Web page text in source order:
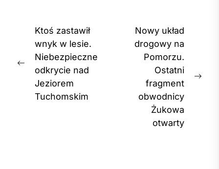
Nawigacja
wpisu
Previous
post:
Ktoś zastawił
wnyk w lesie.
Niebezpieczne
odkrycie nad
Jeziorem
Tuchomskim
Nowy układ
drogowy na
Pomorzu.
Ostatni
fragment
obwodnicy
Żukowa
otwarty